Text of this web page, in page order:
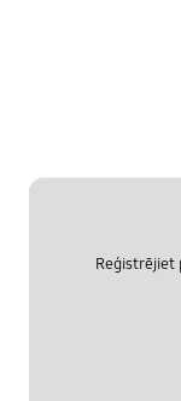
Kanalizācija/
Reģistrējiet